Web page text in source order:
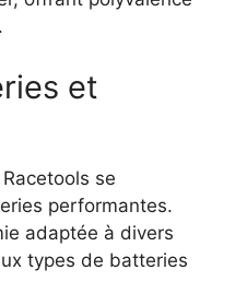
et
se
performantes.
adaptée à divers
types de batteries